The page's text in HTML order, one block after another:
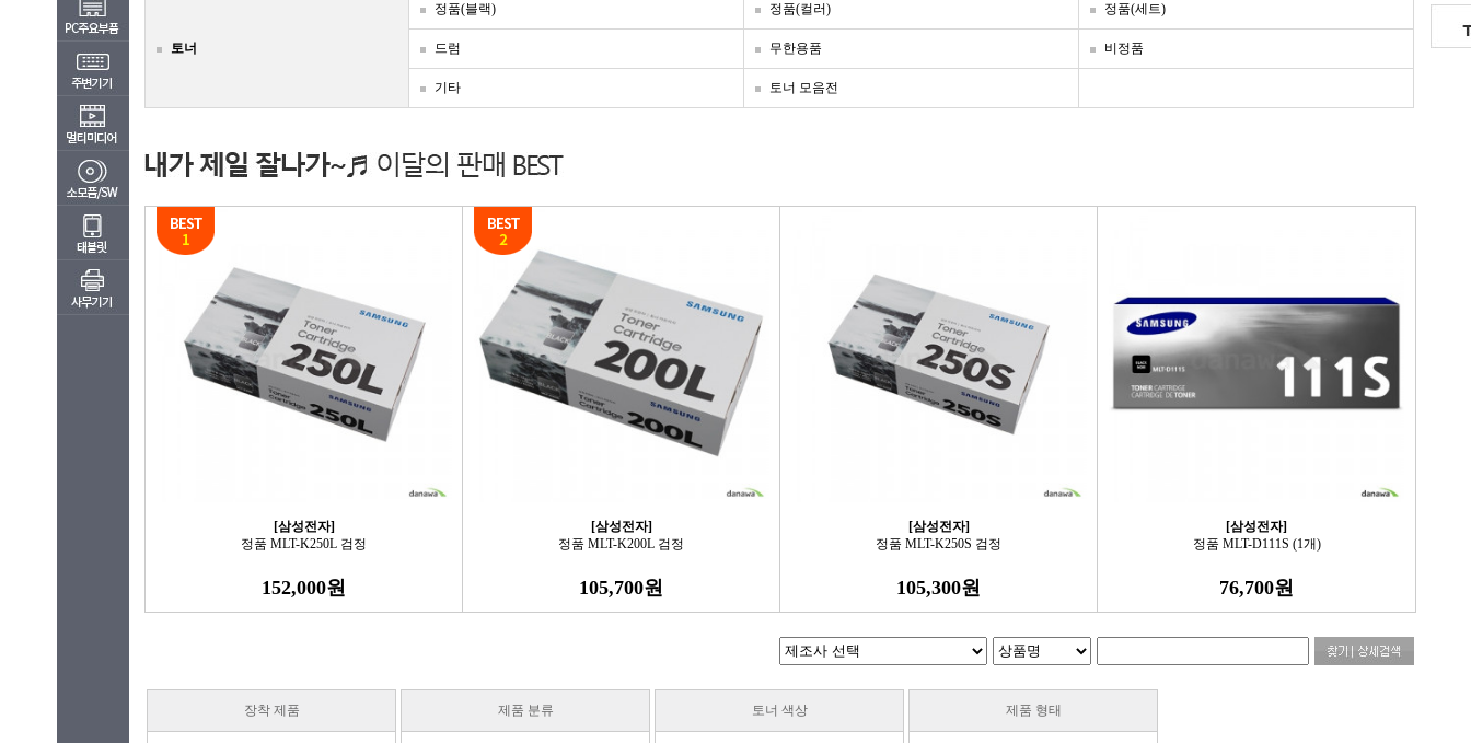
토너
정품(블랙) 정품(컬러) 정품(세트)
드럼 무한용품 비정품
기타 토너 모음전
[삼성전자]
정품 MLT-K250L 검정
152,000원
[삼성전자]
정품 MLT-K200L 검정
105,700원
[삼성전자]
정품 MLT-K250S 검정
105,300원
[삼성전자]
정품 MLT-D111S (1개)
76,700원
장착 제품 제품 분류 토너 색상 제품 형태